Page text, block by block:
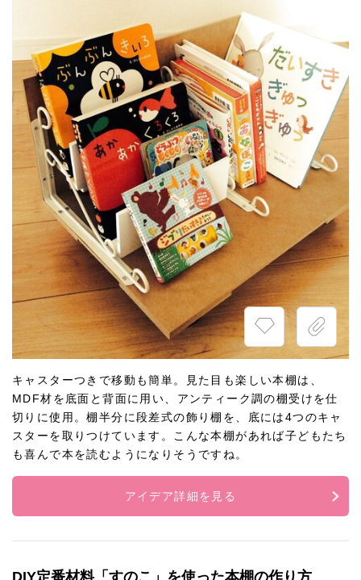
キャスターつきで移動も簡単。見た目も楽しい本棚は、
MDF材を底面と背面に用い、アンティーク調の棚受けを仕
切りに使用。棚半分に段差式の飾り棚を、底には4つのキャ
スターを取りつけています。こんな本棚があれば子どもたち
も喜んで本を読むようになりそうですね。
アイデア詳細を見る